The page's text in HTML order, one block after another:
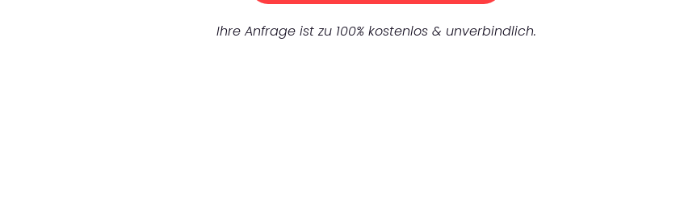
Ihre Anfrage ist zu 100% kostenlos & unverbindlich.